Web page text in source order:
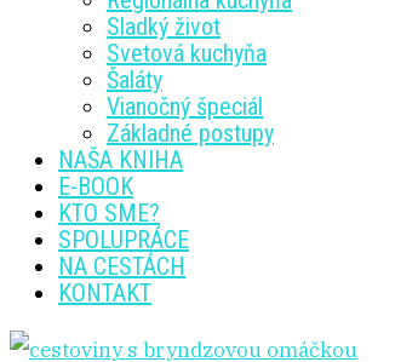
Sladký život
Svetová kuchyňa
Šaláty
Vianočný špeciál
Základné postupy
NAŠA KNIHA
E-BOOK
KTO SME?
SPOLUPRÁCE
NA CESTÁCH
KONTAKT